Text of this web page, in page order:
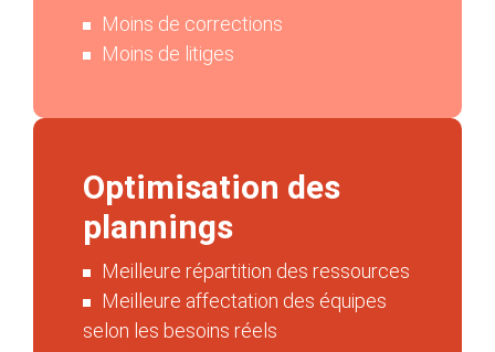
Moins de corrections​
Moins de litiges​
Optimisation des
plannings​
Meilleure répartition des ressources
​Meilleure affectation des équipes
selon les besoins réels​